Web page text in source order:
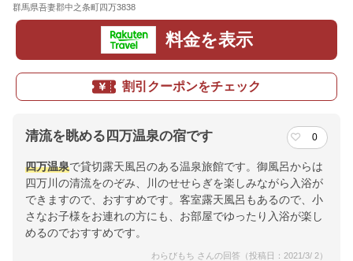
群馬県吾妻郡中之条町四万3838
料金を表示
割引クーポンをチェック
清流を眺める四万温泉の宿です 0
四万温泉で貸切露天風呂のある温泉旅館です。御風呂からは
四万川の清流をのぞみ、川のせせらぎを楽しみながら入浴が
できますので、おすすめです。客室露天風呂もあるので、小
さなお子様をお連れの方にも、お部屋でゆったり入浴が楽し
めるのでおすすめです。
わらびもち さんの回答（投稿日：2021/3/ 2）